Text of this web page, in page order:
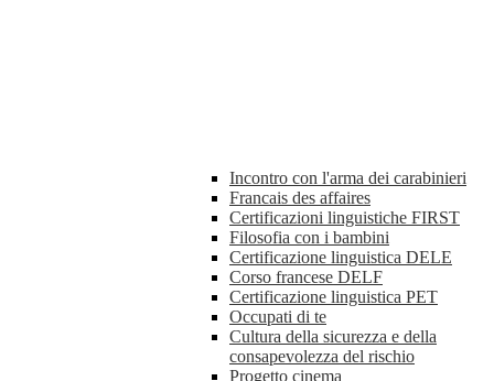
Incontro con l'arma dei carabinieri
Francais des affaires
Certificazioni linguistiche FIRST
Filosofia con i bambini
Certificazione linguistica DELE
Corso francese DELF
Certificazione linguistica PET
Occupati di te
Cultura della sicurezza e della
consapevolezza del rischio
Progetto cinema